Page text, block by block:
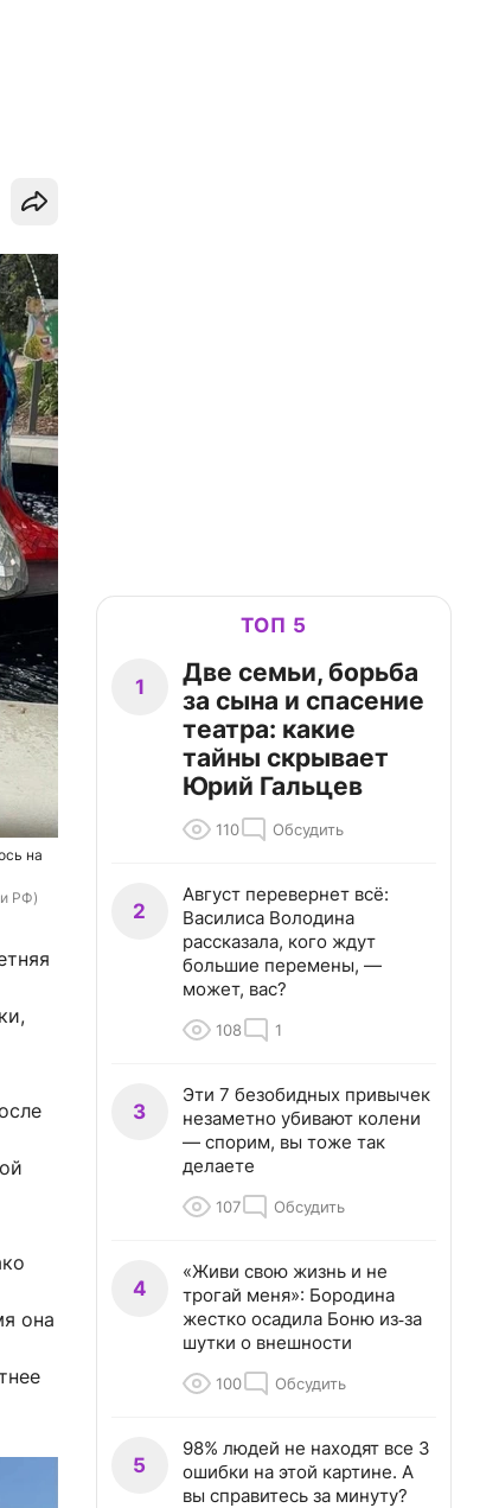
на
РФ)
она
ТОП 5
1
Две семьи, борьба
за сына и спасение
театра: какие
тайны скрывает
Юрий Гальцев
110 Обсудить
2
Август перевернет всё:
Василиса Володина
рассказала, кого ждут
большие перемены, —
может, вас?
108 1
3
Эти 7 безобидных привычек
незаметно убивают колени
— спорим, вы тоже так
делаете
107 Обсудить
4
«Живи свою жизнь и не
трогай меня»: Бородина
жестко осадила Боню из‑за
шутки о внешности
100 Обсудить
5
98% людей не находят все 3
ошибки на этой картине. А
вы справитесь за минуту?